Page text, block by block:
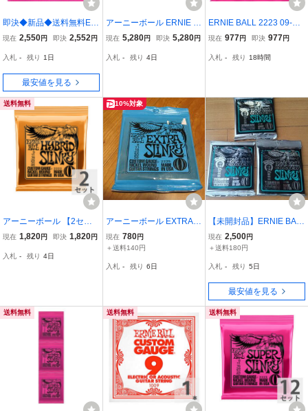
即決◆新品◆送料無料ER
NIE BALL 3223 [09-42] S
ック エレキギター弦
現在 2,550円 即決 2,552円
入札 - 残り 1日
最安値を見る
アーニーボール ERNIE B
ALL 2212 PRIMO SLINK
×6セット
現在 5,280円 即決 5,280円
入札 - 残り 4日
ERNIE BALL 2223 09-42
SUPER SLINKY エレキ弦
現在 977円 即決 977円
入札 - 残り 18時間
送料無料
アーニーボール 【2セッ
ト】 ERNIE BALL 09-46
キギター弦
現在 1,820円 即決 1,820円
入札 - 残り 4日
10%対象
アーニーボール EXTRA S
LINKY ギター弦 未使用
現在 780円
＋送料140円
入札 - 残り 6日
【未開封品】ERNIE BAL
L COATED SLINKY 3126
NOT EVEN SLINKY 3個
現在 2,500円
＋送料180円
入札 - 残り 5日
最安値を見る
送料無料 送料無料 送料無料